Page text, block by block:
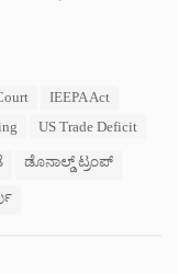
IEEPA Act
US Trade Deficit
ಡೊನಾಲ್ಡ್ ಟ್ರಂಪ್